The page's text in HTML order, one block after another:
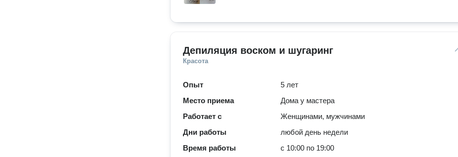
Депиляция воском и шугаринг
Красота
Опыт
5 лет
Место приема
Дома у мастера
Работает с
Женщинами, мужчинами
Дни работы
любой день недели
Время работы
с 10:00 по 19:00